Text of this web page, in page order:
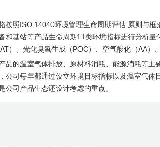
按照ISO 14040环境管理生命周期评估 原则与
和基站等产品生命周期11类环境指标进行分析
）、光化臭氧生成（POC）、空气酸化（AA
品的温室气体排放、原材料消耗、能源消耗等
公司每年都通过设立环境目标指标以及温室气
司产品生态还设计考虑的重点。